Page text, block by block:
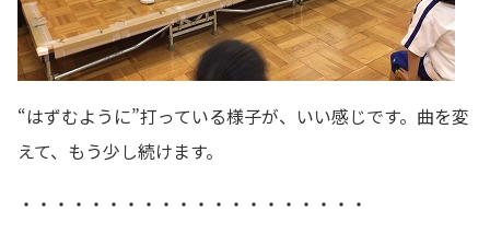
“はずむように”打っている様子が、いい感じです。曲を変
えて、もう少し続けます。
・・・・・・・・・・・・・・・・・・・・